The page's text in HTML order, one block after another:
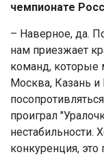
чемпионате
– Наверное, да.
нам приезжает
команд, которые
Москва, Казань
проиграл
нестабильности.
конкуренция,